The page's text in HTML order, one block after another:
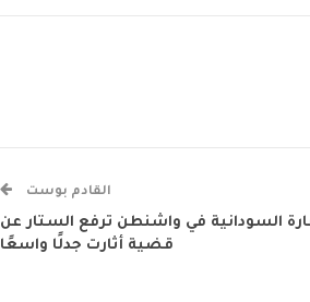
القادم بوست
السودانية في واشنطن ترفع الستار عن
قضية أثارت جدلًا واسعًا